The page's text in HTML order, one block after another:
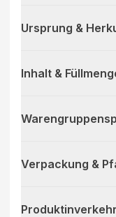
Ursprung &
Inhalt &
Verpackung &